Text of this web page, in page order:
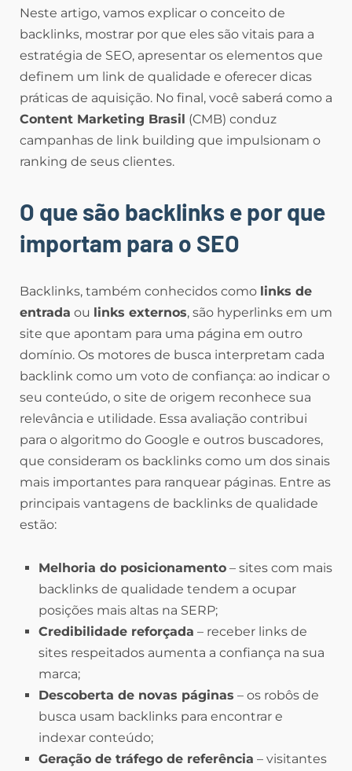
Neste artigo, vamos explicar o conceito de
backlinks, mostrar por que eles são vitais para a
estratégia de SEO, apresentar os elementos que
definem um link de qualidade e oferecer dicas
práticas de aquisição. No final, você saberá como a
Content Marketing Brasil (CMB) conduz
campanhas de link building que impulsionam o
ranking de seus clientes.
O que são backlinks e por que
importam para o SEO
Backlinks, também conhecidos como links de
entrada ou links externos, são hyperlinks em um
site que apontam para uma página em outro
domínio. Os motores de busca interpretam cada
backlink como um voto de confiança: ao indicar o
seu conteúdo, o site de origem reconhece sua
relevância e utilidade. Essa avaliação contribui
para o algoritmo do Google e outros buscadores,
que consideram os backlinks como um dos sinais
mais importantes para ranquear páginas. Entre as
principais vantagens de backlinks de qualidade
estão:
Melhoria do posicionamento – sites com mais
backlinks de qualidade tendem a ocupar
posições mais altas na SERP;
Credibilidade reforçada – receber links de
sites respeitados aumenta a confiança na sua
marca;
Descoberta de novas páginas – os robôs de
busca usam backlinks para encontrar e
indexar conteúdo;
Geração de tráfego de referência – visitantes